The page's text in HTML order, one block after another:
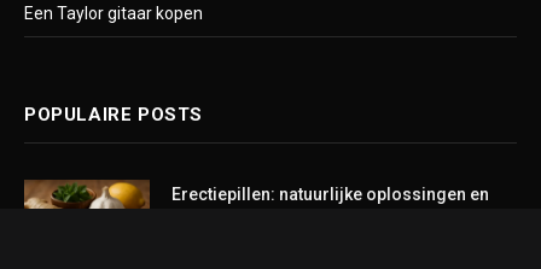
Een Taylor gitaar kopen
POPULAIRE POSTS
Erectiepillen: natuurlijke oplossingen en